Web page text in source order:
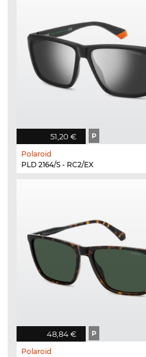
51,20 € P
Polaroid
PLD 2164/S - RC2/EX
48,84 € P
Polaroid